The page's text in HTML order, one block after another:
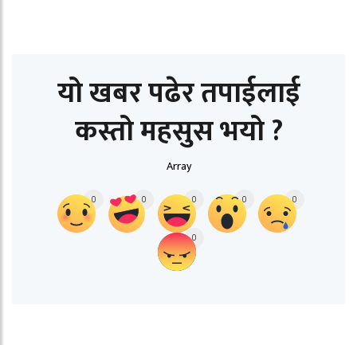
यो खबर पढेर तपाईलाई
कस्तो महसुस भयो ?
Array
0 0 0 0 0
0